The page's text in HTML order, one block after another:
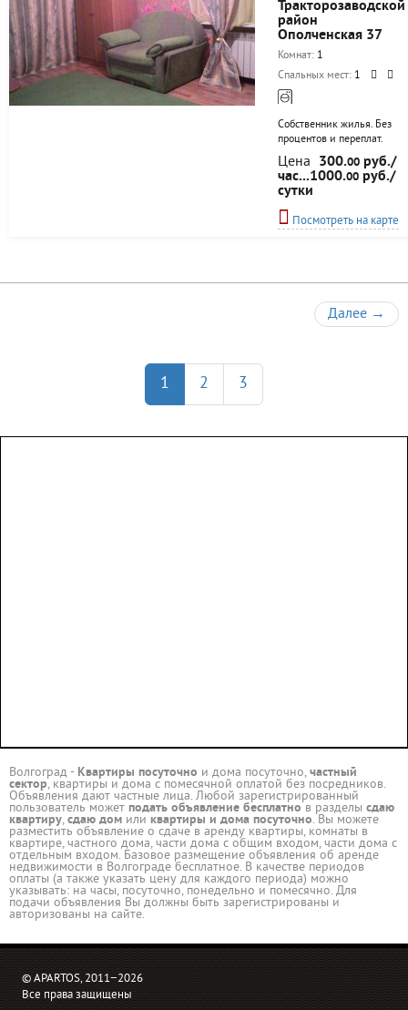
Тракторозаводской
район
Ополченская 37
Комнат: 1
Спальных мест: 1
Собственник жилья. Без
процентов и переплат.
Чисто и уютно. Все есть
для комфортного
проживания.
Цена 300.00 руб./
час...1000.00 руб./
сутки
Посмотреть на карте
Далее →
1 2 3
Волгоград - Квартиры посуточно и дома посуточно,частный
сектор, квартиры и дома с помесячной оплатой без посредников.
Объявления дают частные лица. Любой зарегистрированный
пользователь может подать объявление бесплатно в разделы сдаю
квартиру,сдаю дом или квартиры и дома посуточно. Вы можете
разместить объявление о сдаче в аренду квартиры, комнаты в
квартире, частного дома, части дома с общим входом, части дома с
отдельным входом. Базовое размещение объявления об аренде
недвижимости в Волгограде бесплатное. В качестве периодов
оплаты (а также указать цену для каждого периода) можно
указывать: на часы, посуточно, понедельно и помесячно. Для
подачи объявления Вы должны быть зарегистрированы и
авторизованы на сайте.
© APARTOS, 2011−2026
Все права защищены